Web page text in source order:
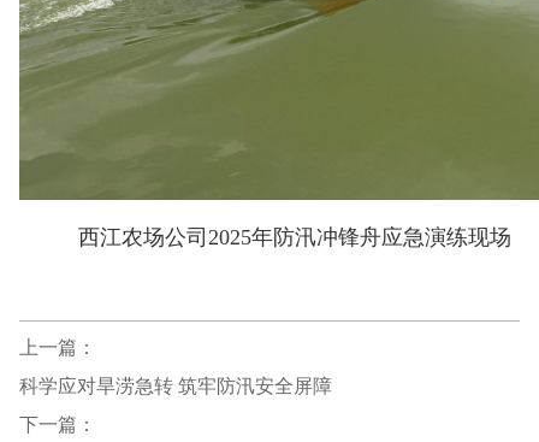
西江农场公司2025年防汛冲锋舟应急演练现场
上一篇：
科学应对旱涝急转 筑牢防汛安全屏障
下一篇：